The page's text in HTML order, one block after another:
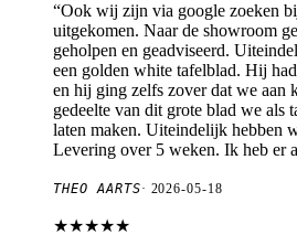
“Ook wij zijn via google zoeken
uitgekomen. Naar de showroom
geholpen en geadviseerd.
een golden white tafelblad. Hij had
en hij ging zelfs zover dat we aan
gedeelte van dit grote blad we als
laten maken. Uiteindelijk hebben
Levering over 5 weken. Ik heb er
THEO AARTS· 2026-05-18
★★★★★